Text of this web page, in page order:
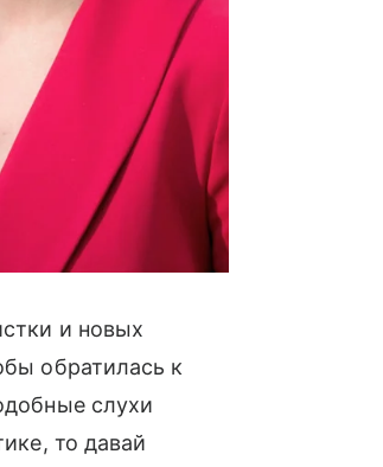
и новых
обратилась к
слухи
то давай